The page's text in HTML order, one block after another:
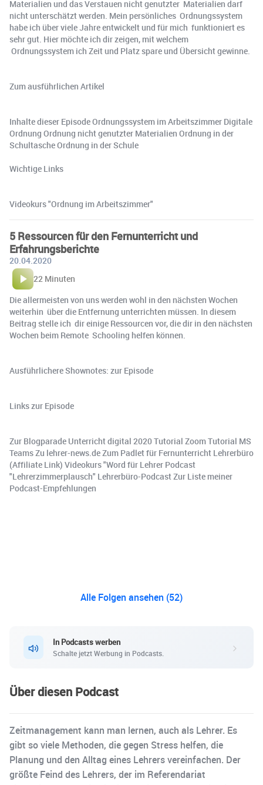
Materialien und das Verstauen nicht genutzter Materialien darf
nicht unterschätzt werden. Mein persönliches Ordnungssystem
habe ich über viele Jahre entwickelt und für mich funktioniert es
sehr gut. Hier möchte ich dir zeigen, mit welchem
Ordnungssystem ich Zeit und Platz spare und Übersicht gewinne.
Zum ausführlichen Artikel
Inhalte dieser Episode Ordnungssystem im Arbeitszimmer Digitale
Ordnung Ordnung nicht genutzter Materialien Ordnung in der
Schultasche Ordnung in der Schule
Wichtige Links
Videokurs "Ordnung im Arbeitszimmer"
5 Ressourcen für den Fernunterricht und
Erfahrungsberichte
20.04.2020
22 Minuten
Die allermeisten von uns werden wohl in den nächsten Wochen
weiterhin über die Entfernung unterrichten müssen. In diesem
Beitrag stelle ich dir einige Ressourcen vor, die dir in den nächsten
Wochen beim Remote Schooling helfen können.
Ausführlichere Shownotes: zur Episode
Links zur Episode
Zur Blogparade Unterricht digital 2020 Tutorial Zoom Tutorial MS
Teams Zu lehrer-news.de Zum Padlet für Fernunterricht Lehrerbüro
(Affiliate Link) Videokurs "Word für Lehrer Podcast
"Lehrerzimmerplausch" Lehrerbüro-Podcast Zur Liste meiner
Podcast-Empfehlungen
Alle Folgen ansehen (52)
In Podcasts werben
Schalte jetzt Werbung in Podcasts.
Über diesen Podcast
Zeitmanagement kann man lernen, auch als Lehrer. Es
gibt so viele Methoden, die gegen Stress helfen, die
Planung und den Alltag eines Lehrers vereinfachen. Der
größte Feind des Lehrers, der im Referendariat